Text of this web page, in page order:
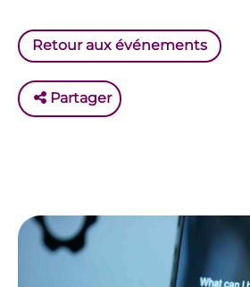
Retour aux événements
Partager